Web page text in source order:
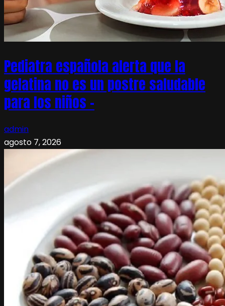
Pediatra española alerta que la
gelatina no es un postre saludable
para los niños –
admin
agosto 7, 2026